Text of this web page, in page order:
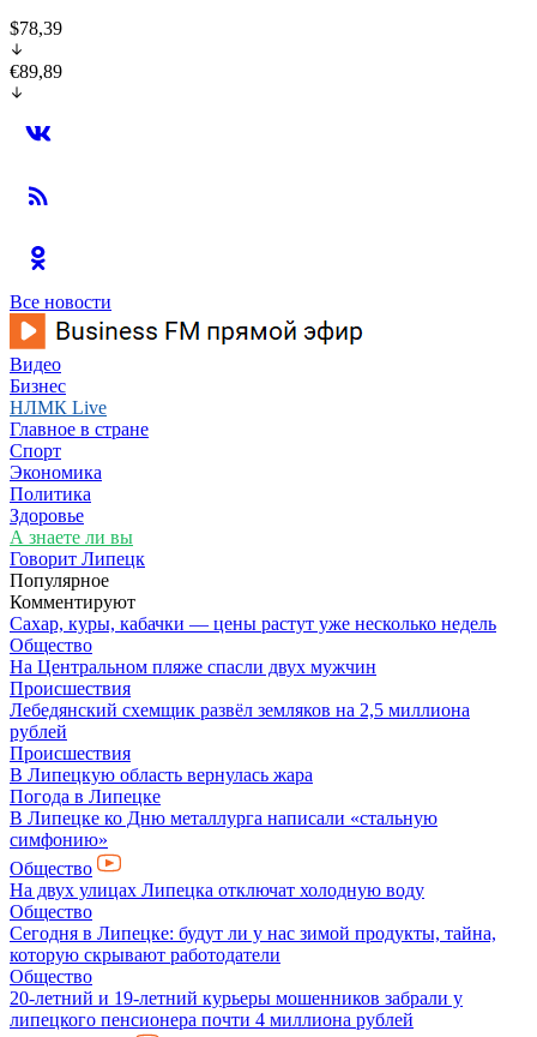
$78,39
€89,89
Все новости
Видео
Бизнес
НЛМК Live
Главное в стране
Спорт
Экономика
Политика
Здоровье
А знаете ли вы
Говорит Липецк
Популярное
Комментируют
Сахар, куры, кабачки — цены растут уже несколько недель
Общество
На Центральном пляже спасли двух мужчин
Происшествия
Лебедянский схемщик развёл земляков на 2,5 миллиона
рублей
Происшествия
В Липецкую область вернулась жара
Погода в Липецке
В Липецке ко Дню металлурга написали «стальную
симфонию»
Общество
На двух улицах Липецка отключат холодную воду
Общество
Сегодня в Липецке: будут ли у нас зимой продукты, тайна,
которую скрывают работодатели
Общество
20-летний и 19-летний курьеры мошенников забрали у
липецкого пенсионера почти 4 миллиона рублей